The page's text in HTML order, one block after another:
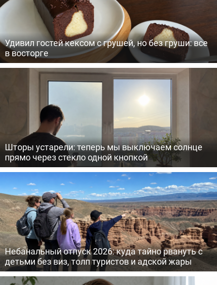
Удивил гостей кексом с грушей, но без груши: все
в восторге
Шторы устарели: теперь мы выключаем солнце
прямо через стекло одной кнопкой
Небанальный отпуск 2026: куда тайно рвануть с
детьми без виз, толп туристов и адской жары